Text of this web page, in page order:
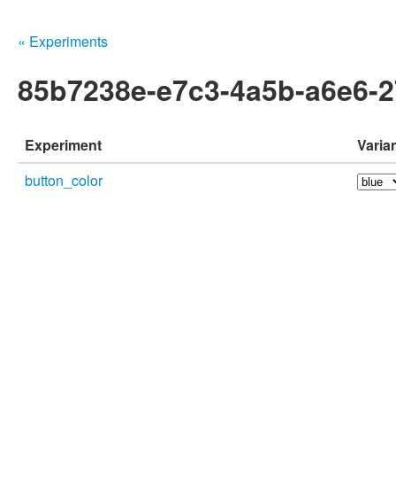
« Experiments
85b7238e-e7c3-4a5b-a6e6-
Experiment
button_color